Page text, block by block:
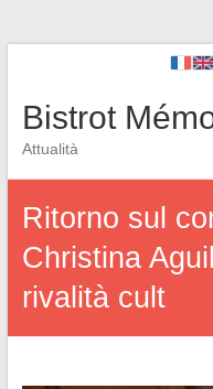
Bistrot
Attualità
Ritorno sul
Christina
rivalità cult